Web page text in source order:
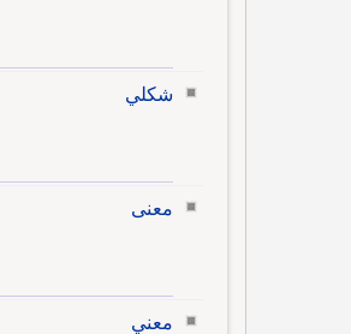
شكلي
معنى
معني